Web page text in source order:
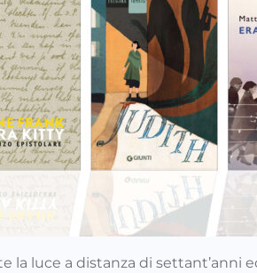
la luce a distanza di settant’anni